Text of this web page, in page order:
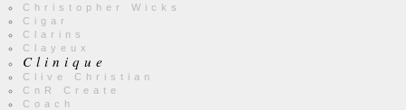
Christopher Wicks
Cigar
Clarins
Clayeux
Clinique
Clive Christian
CnR Create
Coach